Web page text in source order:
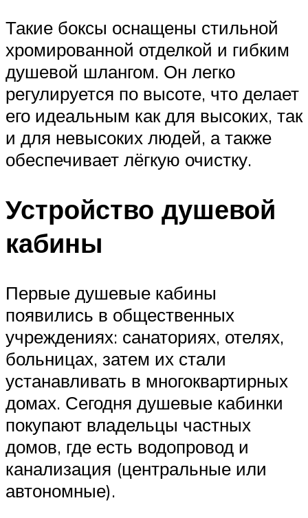
Такие боксы оснащены стильной
хромированной отделкой и гибким
душевой шлангом. Он легко
регулируется по высоте, что делает
его идеальным как для высоких, так
и для невысоких людей, а также
обеспечивает лёгкую очистку.
Устройство душевой
кабины
Первые душевые кабины
появились в общественных
учреждениях: санаториях, отелях,
больницах, затем их стали
устанавливать в многоквартирных
домах. Сегодня душевые кабинки
покупают владельцы частных
домов, где есть водопровод и
канализация (центральные или
автономные).